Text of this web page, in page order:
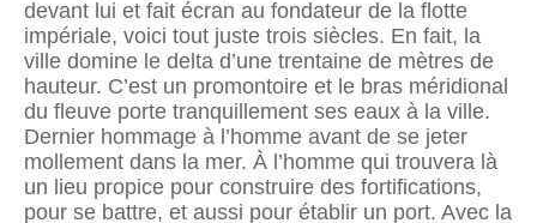
devant lui et fait écran au fondateur de la flotte
impériale, voici tout juste trois siècles. En fait, la
ville domine le delta d’une trentaine de mètres de
hauteur. C’est un promontoire et le bras méridional
du fleuve porte tranquillement ses eaux à la ville.
Dernier hommage à l’homme avant de se jeter
mollement dans la mer. À l’homme qui trouvera là
un lieu propice pour construire des fortifications,
pour se battre, et aussi pour établir un port. Avec la